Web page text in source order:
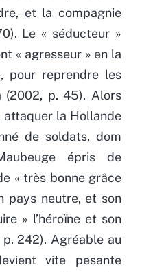
et la compagnie
Le « séducteur »
« agresseur » en la
pour reprendre les
(2002, p. 45). Alors
attaquer la Hollande
de soldats, dom
épris de
« très bonne grâce
pays neutre, et son
» l’héroïne et son
242). Agréable au
vite pesante